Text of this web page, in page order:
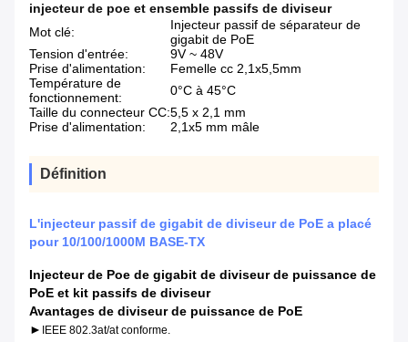
injecteur de poe et ensemble passifs de diviseur
Mot clé:
Injecteur passif de séparateur de
gigabit de PoE
Tension d'entrée:
9V ~ 48V
Prise d'alimentation:
Femelle cc 2,1x5,5mm
Température de
fonctionnement:
0°C à 45°C
Taille du connecteur CC:5,5 x 2,1 mm
Prise d'alimentation:
2,1x5 mm mâle
Définition
L'injecteur passif de gigabit de diviseur de PoE a placé
pour 10/100/1000M BASE-TX
Injecteur de Poe de gigabit de diviseur de puissance de
PoE et kit passifs de diviseur
Avantages de diviseur de puissance de PoE
► IEEE 802.3at/at conforme.